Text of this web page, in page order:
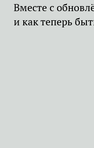
Вместе с
и как теперь